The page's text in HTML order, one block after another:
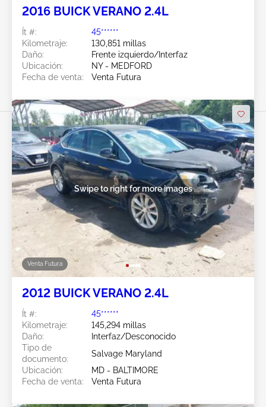
2016 BUICK VERANO 2.4L
Ít #:
45******
Kilometraje:
130,851 millas
Daño:
Frente izquierdo/Interfaz
Ubicación:
NY - MEDFORD
Fecha de venta:
Venta Futura
Venta Futura
Swipe to right for more images
2012 BUICK VERANO 2.4L
Ít #:
45******
Kilometraje:
145,294 millas
Daño:
Interfaz/Desconocido
Tipo de
documento:
Salvage Maryland
Ubicación:
MD - BALTIMORE
Fecha de venta:
Venta Futura